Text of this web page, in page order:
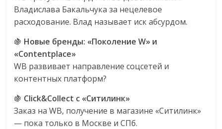
Владислава Бакальчука за нецелевое
расходование. Влад называет иск абсурдом.
🍇 Новые бренды: «Поколение W» и
«Contentplace»
WB развивает направление соцсетей и
контентных платформ?
🍇 Click&Collect с «Ситилинк»
Заказ на WB, получение в магазине «Ситилинк»
— пока только в Москве и СПб.